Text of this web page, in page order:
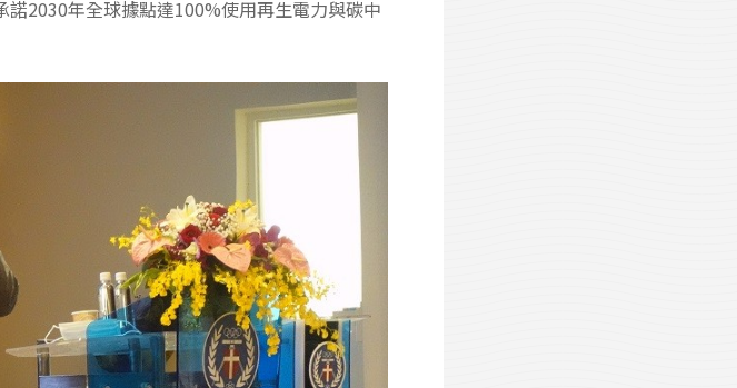
2030年全球據點達100%使用再生電力與碳中